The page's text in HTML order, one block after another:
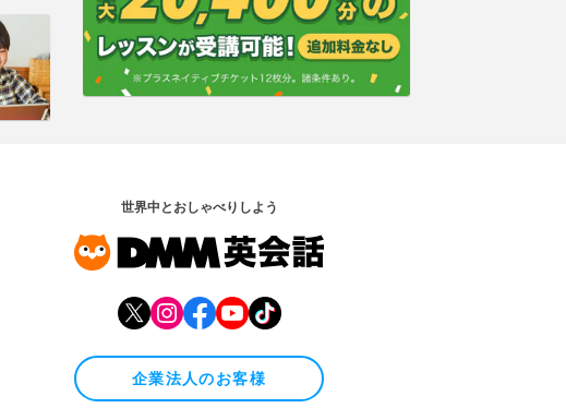
世界中とおしゃべりしよう
企業法人のお客様